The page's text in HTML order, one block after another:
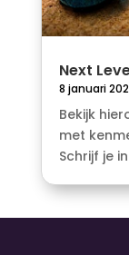
Next
8 januari
Bekijk
met
Schrijf je